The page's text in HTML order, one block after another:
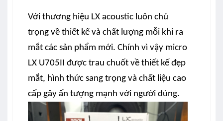
Với thương hiệu LX acoustic luôn chú
trọng về thiết kế và chất lượng mỗi khi ra
mắt các sản phẩm mới. Chính vì vậy micro
LX U705II được trau chuốt về thiết kế đẹp
mắt, hình thức sang trọng và chất liệu cao
cấp gây ấn tượng mạnh với người dùng.